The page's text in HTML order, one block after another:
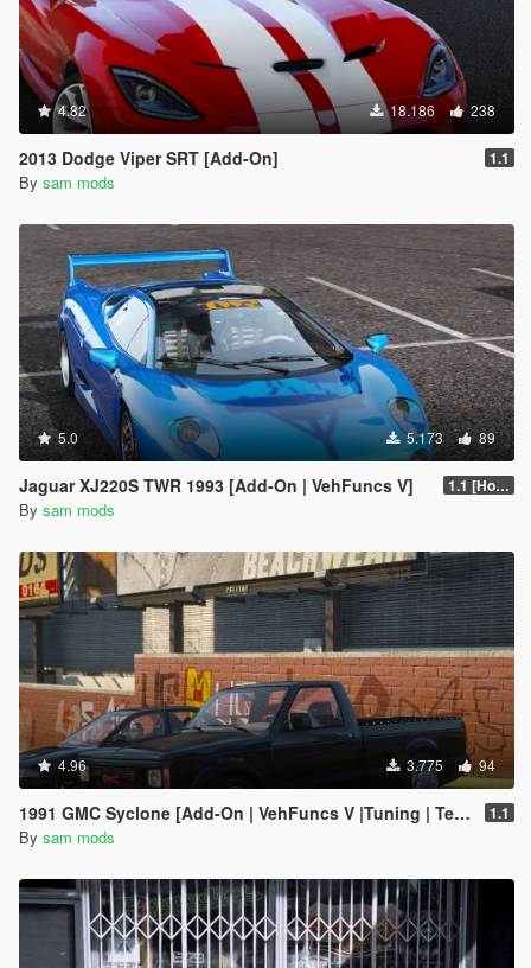
4.82 18.186 238
2013 Dodge Viper SRT [Add-On] 1.1
By sam mods
5.0 5.173 89
Jaguar XJ220S TWR 1993 [Add-On | VehFuncs V] 1.1 [Hotfix]
By sam mods
4.96 3.775 94
1991 GMC Syclone [Add-On | VehFuncs V |Tuning | Template] 1.1
By sam mods